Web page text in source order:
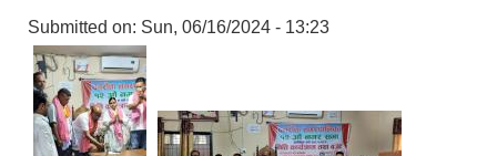
Submitted on: Sun, 06/16/2024 - 13:23